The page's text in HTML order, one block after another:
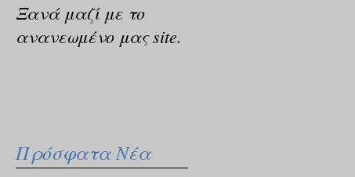
Ξανά μαζί με το
ανανεωμένο μας site.
Πρόσφατα Νέα